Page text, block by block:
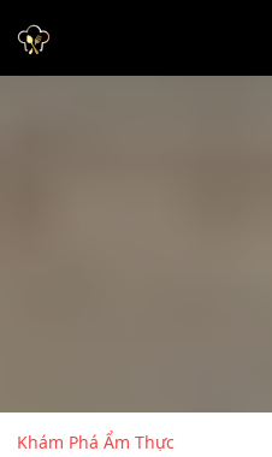
Khám Phá Ẩm Thực